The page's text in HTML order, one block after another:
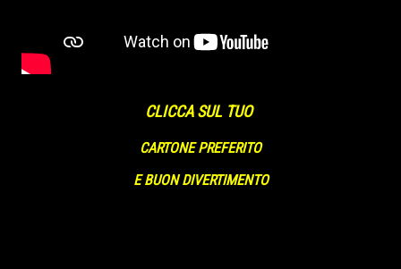
CLICCA SUL TUO
CARTONE PREFERITO
E BUON DIVERTIMENTO